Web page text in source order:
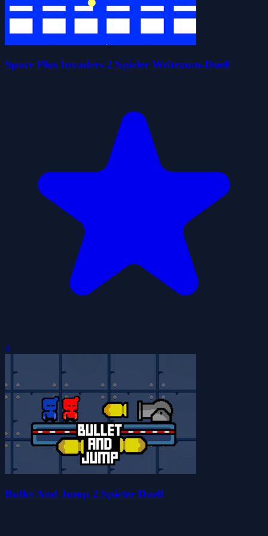
Space Plus Invaders 2 Spieler Weltraum-Duell
0
Bullet And Jump 2 Spieler Duell